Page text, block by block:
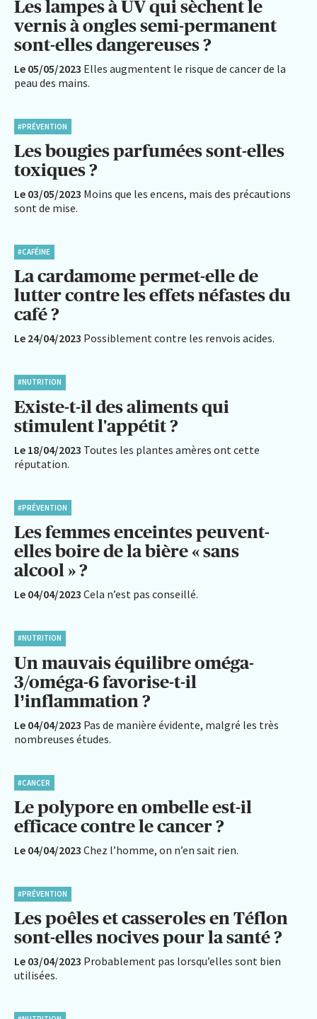
Les lampes à UV qui sèchent le
vernis à ongles semi-permanent
sont-elles dangereuses ?
Le 05/05/2023 Elles augmentent le risque de cancer de la
peau des mains.
#PRÉVENTION
Les bougies parfumées sont-elles
toxiques ?
Le 03/05/2023 Moins que les encens, mais des précautions
sont de mise.
#CAFÉINE
La cardamome permet-elle de
lutter contre les effets néfastes du
café ?
Le 24/04/2023 Possiblement contre les renvois acides.
#NUTRITION
Existe-t-il des aliments qui
stimulent l'appétit ?
Le 18/04/2023 Toutes les plantes amères ont cette
réputation.
#PRÉVENTION
Les femmes enceintes peuvent-
elles boire de la bière « sans
alcool » ?
Le 04/04/2023 Cela n’est pas conseillé.
#NUTRITION
Un mauvais équilibre oméga-
3/oméga-6 favorise-t-il
l’inflammation ?
Le 04/04/2023 Pas de manière évidente, malgré les très
nombreuses études.
#CANCER
Le polypore en ombelle est-il
efficace contre le cancer ?
Le 04/04/2023 Chez l’homme, on n’en sait rien.
#PRÉVENTION
Les poêles et casseroles en Téflon
sont-elles nocives pour la santé ?
Le 03/04/2023 Probablement pas lorsqu’elles sont bien
utilisées.